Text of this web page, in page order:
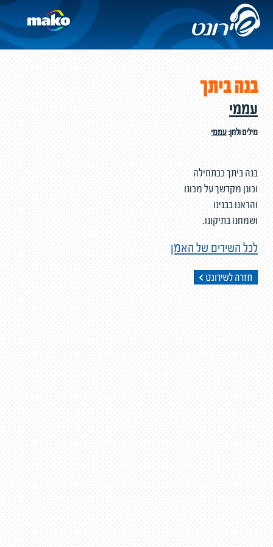
בנה ביתך
עממי
מילים ולחן:עממי
בנה ביתך כבתחילה
וכונן מקדשך על מכונו
והראנו בבנינו
ושמחנו בתיקונו.
לכל השירים של האמן